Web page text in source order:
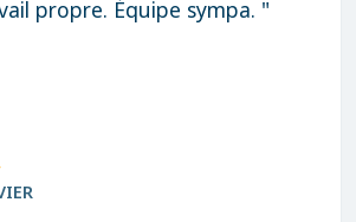
propre. Équipe sympa. "